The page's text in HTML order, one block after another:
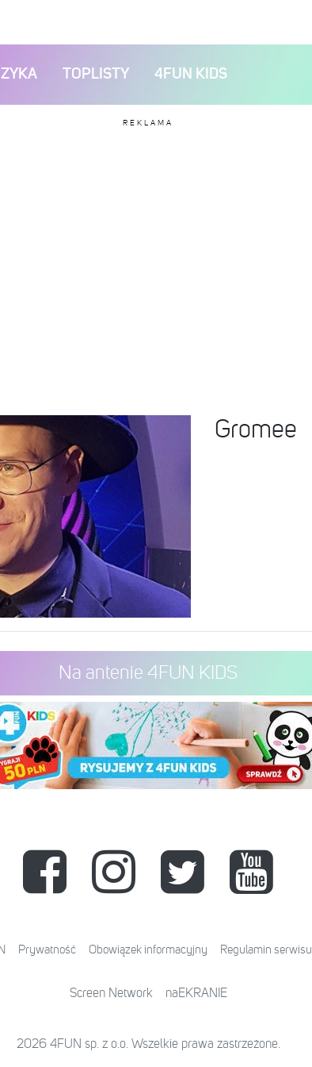
TOPLISTY 4FUN KIDS
REKLAMA
Gromee
Na antenie 4FUN KIDS
Prywatność Obowiązek informacyjny Regulamin serwisu
Screen Network naEKRANIE
2026 4FUN sp. z o.o. Wszelkie prawa zastrzeżone.